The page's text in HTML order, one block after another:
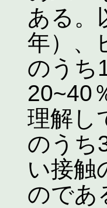
ある。
年）、
のうち
20~40
理解し
のうち
い接触
のであ